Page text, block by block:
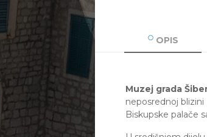
OPIS
Muzej grada
neposrednoj blizini
Biskupske palače